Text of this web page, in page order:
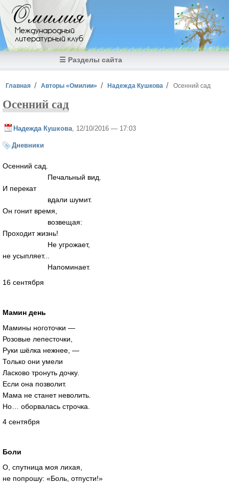
Перейти к основному содержанию
Омилия
Международный
литературный клуб
☰ Разделы сайта
Вы здесь
Главная Авторы «Омилии» Надежда Кушкова Осенний сад
Осенний сад
Надежда Кушкова , 12/10/2016 — 17:03
Дневники
Осенний сад.
Печальный вид.
И перекат
вдали шумит.
Он гонит время,
возвещая:
Проходит жизнь!
Не угрожает,
не усыпляет...
Напоминает.
16 сентября
Мамин день
Мамины ноготочки —
Розовые лепесточки,
Руки шёлка нежнее, —
Только они умели
Ласково тронуть дочку.
Если она позволит.
Мама не станет неволить.
Но… оборвалась строчка.
4 сентября
Боли
О, спутница моя лихая,
не попрошу: «Боль, отпусти!»